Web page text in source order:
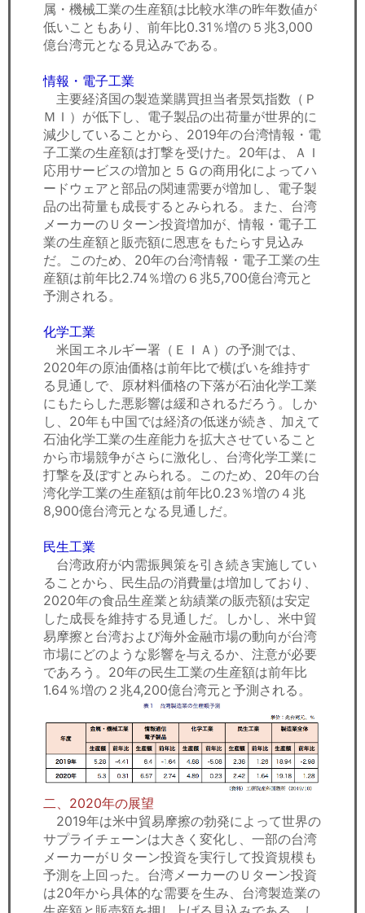
属・機械工業の生産額は比較水準の昨年数値が
低いこともあり、前年比0.31％増の５兆3,000
億台湾元となる見込みである。
情報・電子工業
主要経済国の製造業購買担当者景気指数（Ｐ
ＭＩ）が低下し、電子製品の出荷量が世界的に
減少していることから、2019年の台湾情報・電
子工業の生産額は打撃を受けた。20年は、ＡＩ
応用サービスの増加と５Ｇの商用化によってハ
ードウェアと部品の関連需要が増加し、電子製
品の出荷量も成長するとみられる。また、台湾
メーカーのＵターン投資増加が、情報・電子工
業の生産額と販売額に恩恵をもたらす見込み
だ。このため、20年の台湾情報・電子工業の生
産額は前年比2.74％増の６兆5,700億台湾元と
予測される。
化学工業
米国エネルギー署（ＥＩＡ）の予測では、
2020年の原油価格は前年比で横ばいを維持す
る見通しで、原材料価格の下落が石油化学工業
にもたらした悪影響は緩和されるだろう。しか
し、20年も中国では経済の低迷が続き、加えて
石油化学工業の生産能力を拡大させていること
から市場競争がさらに激化し、台湾化学工業に
打撃を及ぼすとみられる。このため、20年の台
湾化学工業の生産額は前年比0.23％増の４兆
8,900億台湾元となる見通しだ。
民生工業
台湾政府が内需振興策を引き続き実施してい
ることから、民生品の消費量は増加しており、
2020年の食品生産業と紡績業の販売額は安定
した成長を維持する見通しだ。しかし、米中貿
易摩擦と台湾および海外金融市場の動向が台湾
市場にどのような影響を与えるか、注意が必要
であろう。20年の民生工業の生産額は前年比
1.64％増の２兆4,200億台湾元と予測される。
二、2020年の展望
2019年は米中貿易摩擦の勃発によって世界の
サプライチェーンは大きく変化し、一部の台湾
メーカーがＵターン投資を実行して投資規模も
予測を上回った。台湾メーカーのＵターン投資
は20年から具体的な需要を生み、台湾製造業の